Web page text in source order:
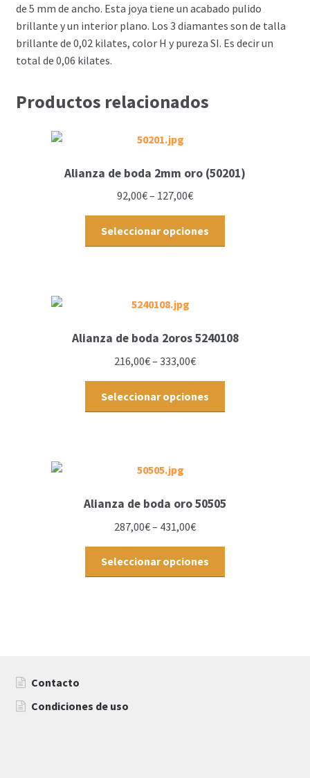
de 5 mm de ancho. Esta joya tiene un acabado pulido
brillante y un interior plano. Los 3 diamantes son de talla
brillante de 0,02 kilates, color H y pureza SI. Es decir un
total de 0,06 kilates.
Productos relacionados
Alianza de boda 2mm oro (50201)
92,00€– 127,00€
Seleccionar opciones
Alianza de boda 2oros 5240108
216,00€– 333,00€
Seleccionar opciones
Alianza de boda oro 50505
287,00€– 431,00€
Seleccionar opciones
Contacto
Condiciones de uso